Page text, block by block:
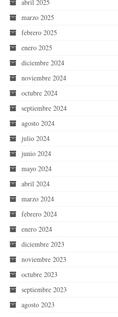
abril 2025
marzo 2025
febrero 2025
enero 2025
diciembre 2024
noviembre 2024
octubre 2024
septiembre 2024
agosto 2024
julio 2024
junio 2024
mayo 2024
abril 2024
marzo 2024
febrero 2024
enero 2024
diciembre 2023
noviembre 2023
octubre 2023
septiembre 2023
agosto 2023